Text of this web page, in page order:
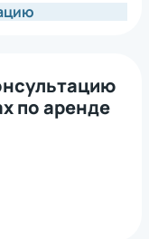
по аренде